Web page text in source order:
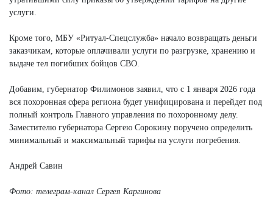
услуги.
Кроме того, МБУ «Ритуал-Спецслужба» начало возвращать деньги
заказчикам, которые оплачивали услуги по разгрузке, хранению и
выдаче тел погибших бойцов СВО.
Добавим, губернатор Филимонов заявил, что с 1 января 2026 года
вся похоронная сфера региона будет унифицирована и перейдет под
полный контроль Главного управления по похоронному делу.
Заместителю губернатора Сергею Сорокину поручено определить
минимальный и максимальный тарифы на услуги погребения.
Андрей Савин
Фото: телеграм-канал Сергея Каргинова